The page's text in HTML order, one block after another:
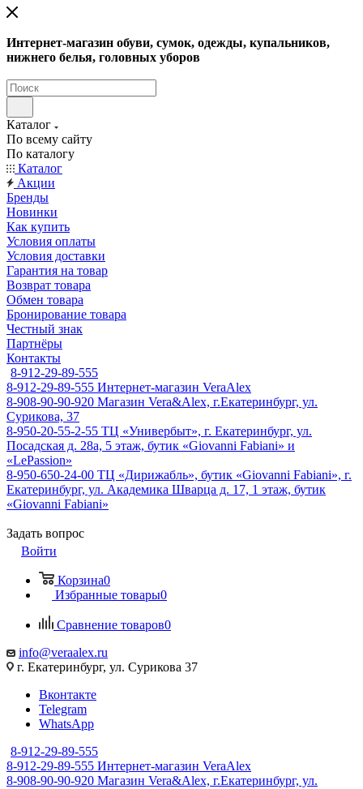
Интернет-магазин обуви, сумок, одежды, купальников,
нижнего белья, головных уборов
Каталог
По всему сайту
По каталогу
Каталог
Акции
Бренды
Новинки
Как купить
Условия оплаты
Условия доставки
Гарантия на товар
Возврат товара
Обмен товара
Бронирование товара
Честный знак
Партнёры
Контакты
8-912-29-89-555
8-912-29-89-555 Интернет-магазин VeraAlex
8-908-90-90-920 Магазин Vera&Alex, г.Екатеринбург, ул.
Сурикова, 37
8-950-20-55-2-55 ТЦ «Универбыт», г. Екатеринбург, ул.
Посадская д. 28а, 5 этаж, бутик «Giovanni Fabiani» и
«LePassion»
8-950-650-24-00 ТЦ «Дирижабль», бутик «Giovanni Fabiani», г.
Екатеринбург, ул. Академика Шварца д. 17, 1 этаж, бутик
«Giovanni Fabiani»
Задать вопрос
Войти
Корзина0
Избранные товары0
Сравнение товаров0
info@veraalex.ru
г. Екатеринбург, ул. Сурикова 37
Вконтакте
Telegram
WhatsApp
8-912-29-89-555
8-912-29-89-555 Интернет-магазин VeraAlex
8-908-90-90-920 Магазин Vera&Alex, г.Екатеринбург, ул.